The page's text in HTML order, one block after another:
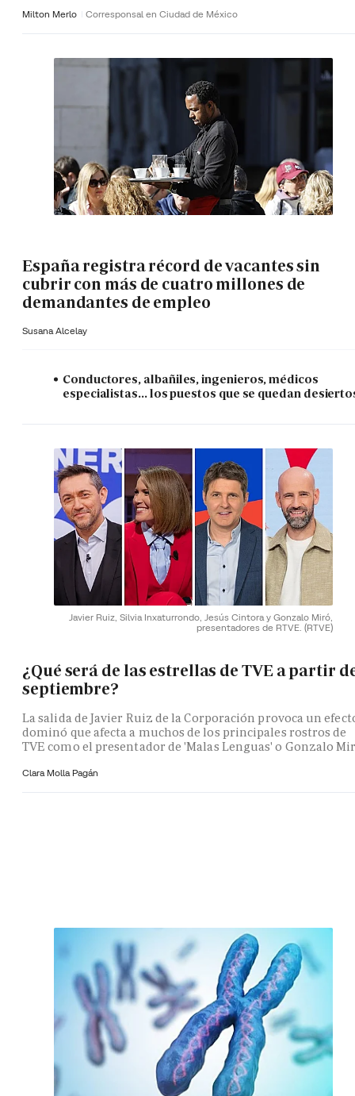
Milton Merlo Corresponsal en Ciudad de México
España registra récord de vacantes sin
cubrir con más de cuatro millones de
demandantes de empleo
Susana Alcelay
Conductores, albañiles, ingenieros, médicos
especialistas... los puestos que se quedan
Javier Ruiz, Silvia Inxaturrondo, Jesús Cintora y Gonzalo Miró,
presentadores de RTVE. (RTVE)
¿Qué será de las estrellas de TVE a partir
septiembre?
La salida de Javier Ruiz de la Corporación provoca un
dominó que afecta a muchos de los principales rostros de
TVE como el presentador de 'Malas Lenguas' o Gonzalo
Clara Molla Pagán